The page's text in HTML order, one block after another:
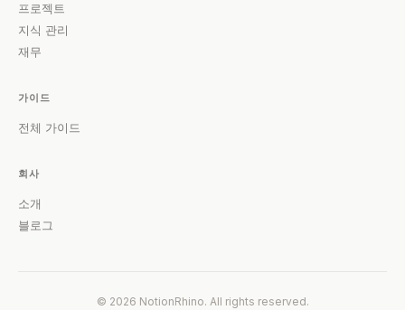
프로젝트
지식 관리
재무
가이드
전체 가이드
회사
소개
블로그
© 2026 NotionRhino. All rights reserved.